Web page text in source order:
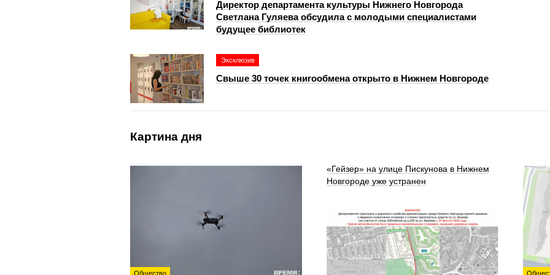
Директор департамента культуры Нижнего Новгорода
Светлана Гуляева обсудила с молодыми специалистами
будущее библиотек
Эксклюзив
Свыше 30 точек книгообмена открыто в Нижнем Новгороде
Картина дня
Общество
«Гейзер» на улице Пискунова в Нижнем
Новгороде уже устранен